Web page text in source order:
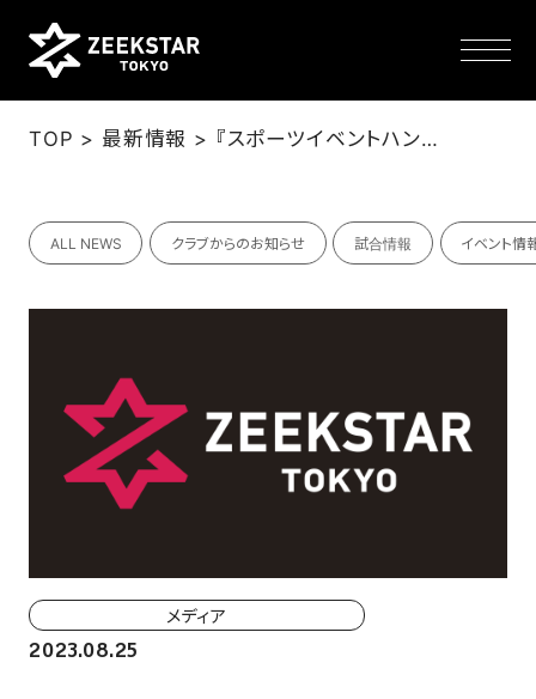
NEWS
TEAM
SCHEDULE
TICKET
会場（座席・価格表）
チケット購入方法
TOP > 最新情報 > 『スポーツイベントハンドボール』2023年9月号 掲載
メディア
2023.08.25
ALL NEWS クラブからのお知らせ 試合情報 イベント情